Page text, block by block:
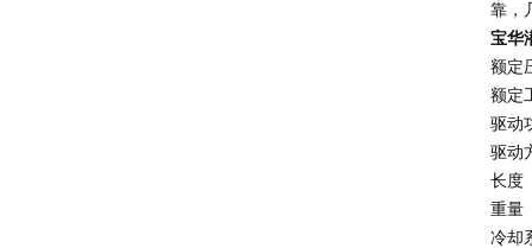
靠，
宝华
额定
额定
驱动
驱动
长度
重量
冷